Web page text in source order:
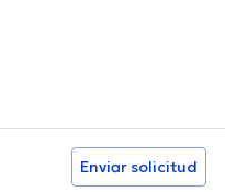
Enviar solicitud